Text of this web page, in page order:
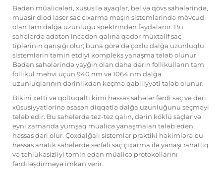
Bədən müalicələri, xüsusilə ayaqlar, bel və qövs sahələrində,
müasir diod laser saç çıxarma maşın sistemlərində mövcud
olan tam dalğa uzunluğu spektrindən faydalanır. Bu
sahələrdə adətən incədən qalına qədər müxtəlif saç
tiplərinin qarışığı olur; buna görə də çoxlu dalğa uzunluqlu
sistemlərin təmin etdiyi kompleks yanaşma tələb olunur.
Bədən sahələrində yayğın olan daha dərin follikulların tam
follikul məhvi üçün 940 nm və 1064 nm dalğa
uzunluqlarının dərinlikdən keçmə qabiliyyəti tələb olunur.
Bikini xətti və qoltuqaltı kimi həssas sahələr fərdi saç və dəri
xüsusiyyətlərinə əsasən diqqətlə dalğa uzunluğunu seçməyi
tələb edir. Bu sahələrdə tez-tez qalın, dərin köklü saçlar və
eyni zamanda yumşaq müalicə yanaşmaları tələb edən
həssas dəri olur. Çoxdalğalı sistemlər praktiki həkimlərə bu
həssas anatik sahələrdə sərfəli saç çıxarma ilə yanaşı rahatlıq
və təhlükəsizliyi təmin edən müalicə protokollarını
fərdiləşdirməyə imkan verir.